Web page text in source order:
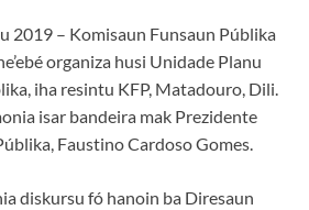
2019 – Komisaun Funsaun Públika
organiza husi Unidade Planu
iha resintu KFP, Matadouro, Dili.
isar bandeira mak Prezidente
Faustino Cardoso Gomes.
diskursu fó hanoin ba Diresaun